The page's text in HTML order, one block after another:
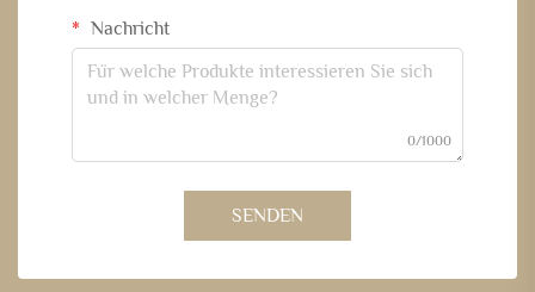
Nachricht
0/1000
SENDEN